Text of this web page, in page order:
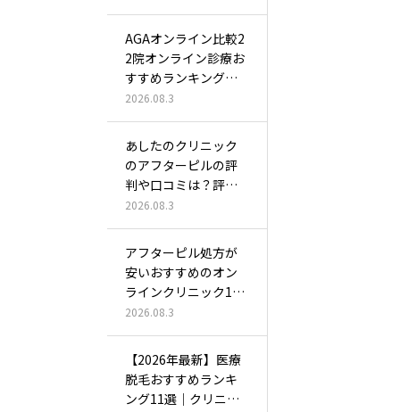
AGAオンライン比較2
2院オンライン診療お
すすめランキング！
薄毛治…
2026.08.3
あしたのクリニック
のアフターピルの評
判や口コミは？評価
は安全？怪し…
2026.08.3
アフターピル処方が
安いおすすめのオン
ラインクリニック12
選！電話な…
2026.08.3
【2026年最新】医療
脱毛おすすめランキ
ング11選｜クリニッ